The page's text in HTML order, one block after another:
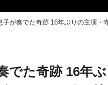
子が奏でた奇跡 16年ぶりの主演
でた奇跡 16年